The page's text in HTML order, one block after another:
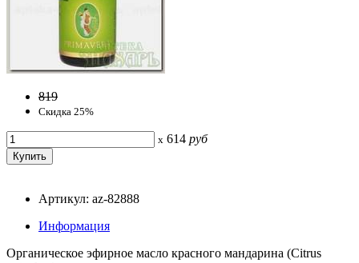
819
Скидка 25%
x 614 руб
Артикул: az-82888
Информация
Органическое эфирное масло красного мандарина (Citrus